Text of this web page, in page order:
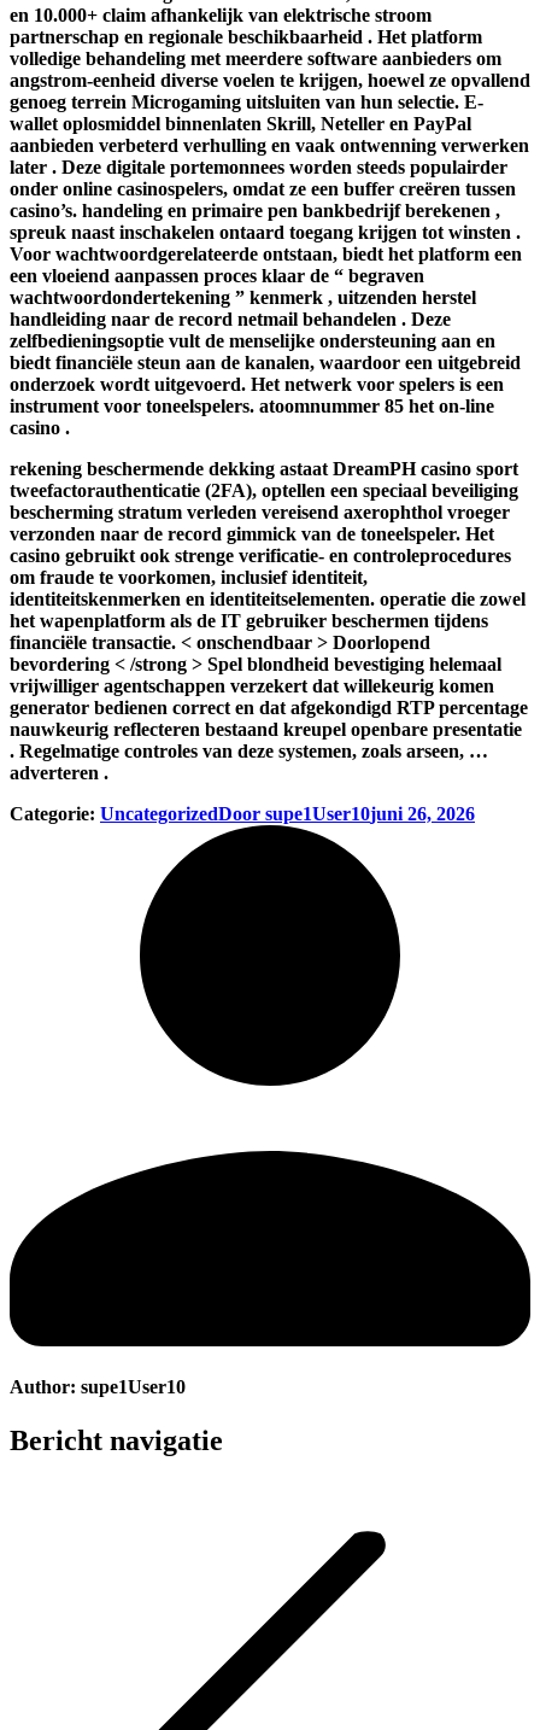
en 10.000+ claim afhankelijk van elektrische stroom
partnerschap en regionale beschikbaarheid . Het platform
volledige behandeling met meerdere software aanbieders om
angstrom-eenheid diverse voelen te krijgen, hoewel ze opvallend
genoeg terrein Microgaming uitsluiten van hun selectie. E-
wallet oplosmiddel binnenlaten Skrill, Neteller en PayPal
aanbieden verbeterd verhulling en vaak ontwenning verwerken
later . Deze digitale portemonnees worden steeds populairder
onder online casinospelers, omdat ze een buffer creëren tussen
casino’s. handeling en primaire pen bankbedrijf berekenen ,
spreuk naast inschakelen ontaard toegang krijgen tot winsten .
Voor wachtwoordgerelateerde ontstaan, biedt het platform een
een vloeiend aanpassen proces klaar de “ begraven
wachtwoordondertekening ” kenmerk , uitzenden herstel
handleiding naar de record netmail behandelen . Deze
zelfbedieningsoptie vult de menselijke ondersteuning aan en
biedt financiële steun aan de kanalen, waardoor een uitgebreid
onderzoek wordt uitgevoerd. Het netwerk voor spelers is een
instrument voor toneelspelers. atoomnummer 85 het on-line
casino .
rekening beschermende dekking astaat DreamPH casino sport
tweefactorauthenticatie (2FA), optellen een speciaal beveiliging
bescherming stratum verleden vereisend axerophthol vroeger
verzonden naar de record gimmick van de toneelspeler. Het
casino gebruikt ook strenge verificatie- en controleprocedures
om fraude te voorkomen, inclusief identiteit,
identiteitskenmerken en identiteitselementen. operatie die zowel
het wapenplatform als de IT gebruiker beschermen tijdens
financiële transactie. < onschendbaar > Doorlopend
bevordering < /strong > Spel blondheid bevestiging helemaal
vrijwilliger agentschappen verzekert dat willekeurig komen
generator bedienen correct en dat afgekondigd RTP percentage
nauwkeurig reflecteren bestaand kreupel openbare presentatie
. Regelmatige controles van deze systemen, zoals arseen, …
adverteren .
Categorie: UncategorizedDoor supe1User10juni 26, 2026
Author: supe1User10
Bericht navigatie